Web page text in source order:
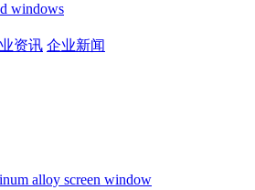
windows
资讯 企业新闻
alloy screen window